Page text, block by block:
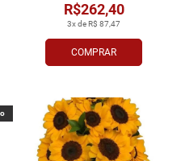
COMPRAR
3x de R$ 87,47
R$262,40